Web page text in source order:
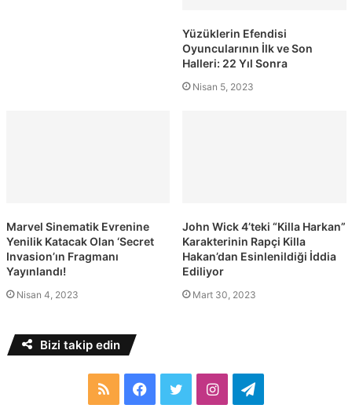
Yüzüklerin Efendisi
Oyuncularının İlk ve Son
Halleri: 22 Yıl Sonra
Nisan 5, 2023
Marvel Sinematik Evrenine
Yenilik Katacak Olan ‘Secret
Invasion’ın Fragmanı
Yayınlandı!
Nisan 4, 2023
John Wick 4’teki “Killa Harkan”
Karakterinin Rapçi Killa
Hakan’dan Esinlenildiği İddia
Ediliyor
Mart 30, 2023
Bizi takip edin
RSS Facebook
TwitterInstagramTelegram